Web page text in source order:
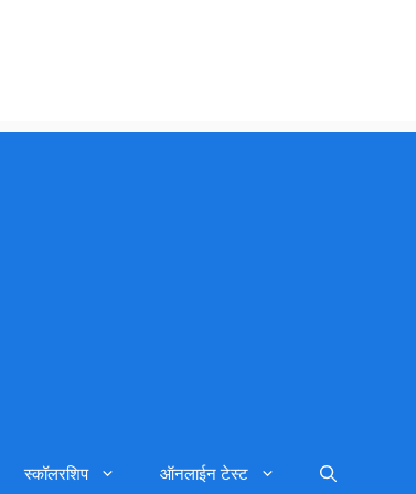
स्कॉलरशिप ऑनलाईन टेस्ट